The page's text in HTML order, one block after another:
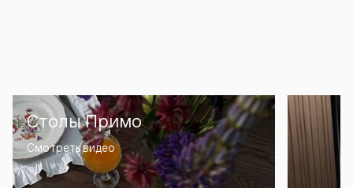
Столы Примо
Смотреть видео